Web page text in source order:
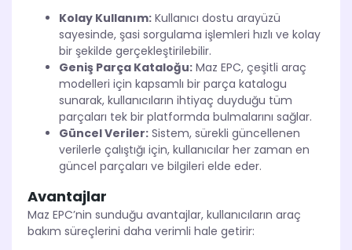
Kolay Kullanım: Kullanıcı dostu arayüzü
sayesinde, şasi sorgulama işlemleri hızlı ve kolay
bir şekilde gerçekleştirilebilir.
Geniş Parça Kataloğu: Maz EPC, çeşitli araç
modelleri için kapsamlı bir parça katalogu
sunarak, kullanıcıların ihtiyaç duyduğu tüm
parçaları tek bir platformda bulmalarını sağlar.
Güncel Veriler: Sistem, sürekli güncellenen
verilerle çalıştığı için, kullanıcılar her zaman en
güncel parçaları ve bilgileri elde eder.
Avantajlar
Maz EPC’nin sunduğu avantajlar, kullanıcıların araç
bakım süreçlerini daha verimli hale getirir: